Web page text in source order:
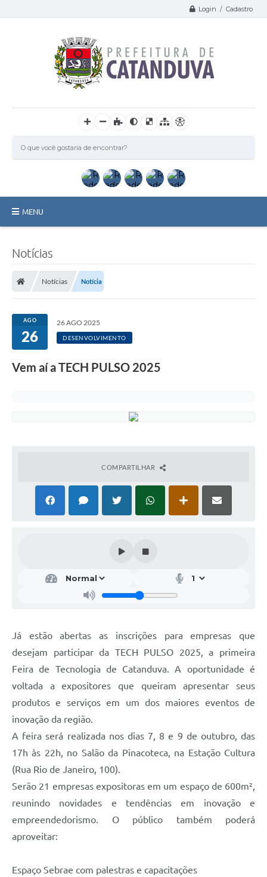
Login / Cadastro
MENU
Licitações / PCA
Transparência
A Prefeitura
Jornal
Agenda
Diário Oficial
Contato
Editais
Notícias
Notícias Notícia
AGO
26
26 AGO 2025
DESENVOLVIMENTO
Vem aí a TECH PULSO 2025
COMPARTILHAR
Já estão abertas as inscrições para empresas que
desejam participar da TECH PULSO 2025, a primeira
Feira de Tecnologia de Catanduva. A oportunidade é
voltada a expositores que queiram apresentar seus
produtos e serviços em um dos maiores eventos de
inovação da região.
A feira será realizada nos dias 7, 8 e 9 de outubro, das
17h às 22h, no Salão da Pinacoteca, na Estação Cultura
(Rua Rio de Janeiro, 100).
Serão 21 empresas expositoras em um espaço de 600m²,
reunindo novidades e tendências em inovação e
empreendedorismo. O público também poderá
aproveitar:
Espaço Sebrae com palestras e capacitações